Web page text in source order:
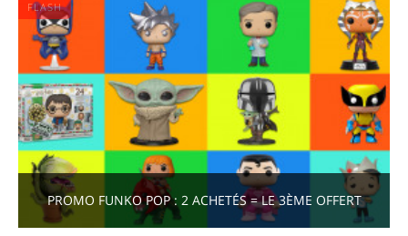
FLASH
PROMO FUNKO POP : 2 ACHETÉS = LE 3ÈME OFFERT